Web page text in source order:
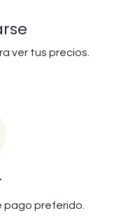
ver tus precios.
preferido.